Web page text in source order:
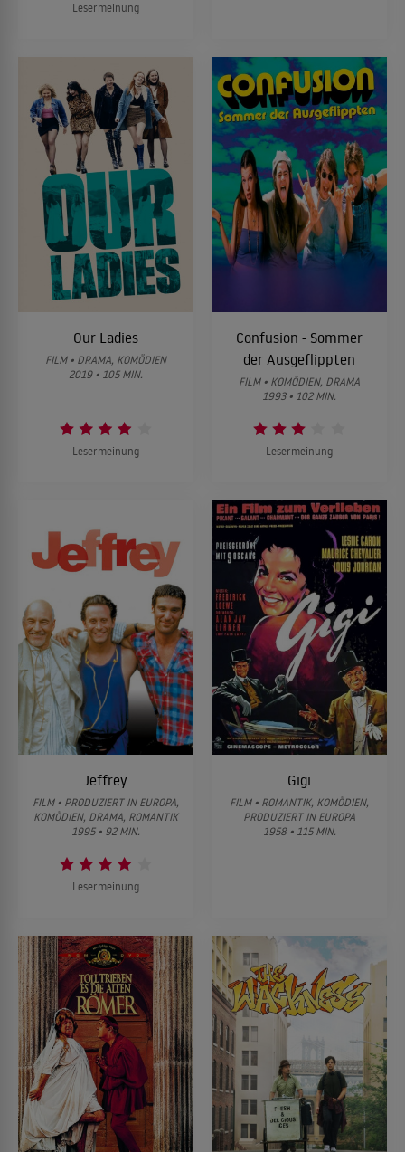
Lesermeinung
Our Ladies
FILM • DRAMA, KOMÖDIEN
2019 • 105 MIN.
Lesermeinung
Confusion - Sommer
der Ausgeflippten
FILM • KOMÖDIEN, DRAMA
1993 • 102 MIN.
Lesermeinung
Jeffrey
FILM • PRODUZIERT IN EUROPA,
KOMÖDIEN, DRAMA, ROMANTIK
1995 • 92 MIN.
Lesermeinung
Gigi
FILM • ROMANTIK, KOMÖDIEN,
PRODUZIERT IN EUROPA
1958 • 115 MIN.